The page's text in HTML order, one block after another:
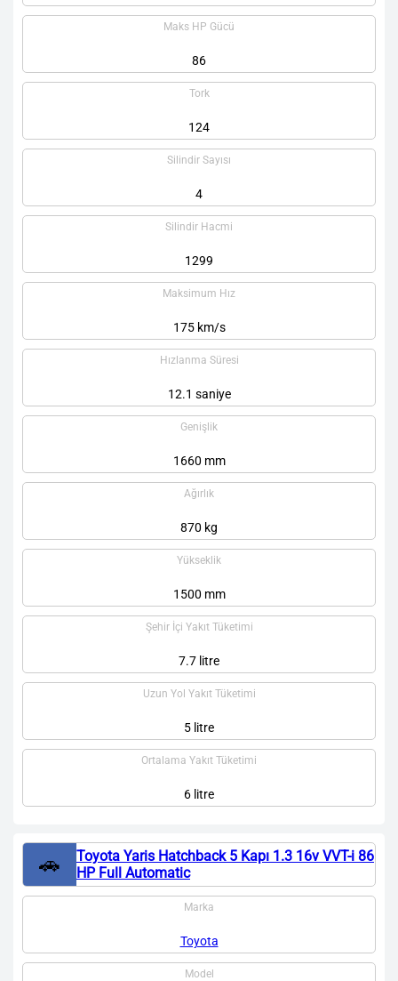
Maks HP Gücü
86
Tork
124
Silindir Sayısı
4
Silindir Hacmi
1299
Maksimum Hız
175 km/s
Hızlanma Süresi
12.1 saniye
Genişlik
1660 mm
Ağırlık
870 kg
Yükseklik
1500 mm
Şehir İçi Yakıt Tüketimi
7.7 litre
Uzun Yol Yakıt Tüketimi
5 litre
Ortalama Yakıt Tüketimi
6 litre
🚗
Toyota Yaris Hatchback 5 Kapı 1.3 16v VVT-i 86
HP Full Automatic
Marka
Toyota
Model